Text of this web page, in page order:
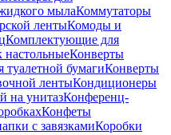
мылаКоммутаторы
лентыКомоды и
Комплектующие для
настольныеКонверты
туалетной бумагиКонверты
лентыКондиционеры
на унитазКонференц-
Конфеты
с завязкамиКоробки